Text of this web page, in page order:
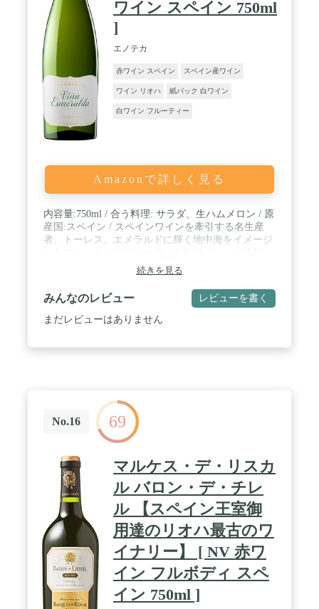
ワイン スペイン 750ml
]
エノテカ
赤ワイン スペイン スペイン産ワイン
ワイン リオハ 紙パック 白ワイン
白ワイン フルーティー
Amazonで詳しく見る
内容量:750ml / 合う料理: サラダ、生ハムメロン / 原
産国:スペイン / スペインワインを牽引する名生産
者、トーレス。エメラルドに輝く地中海をイメージ
ト名:TORRES(トーレス)続きを見る
みんなのレビュー レビューを書く
まだレビューはありません
No.16 69
マルケス・デ・リスカ
ル バロン・デ・チレ
ル 【スペイン王室御
用達のリオハ最古のワ
イナリー】 [ NV 赤ワ
イン フルボディ スペ
イン 750ml ]